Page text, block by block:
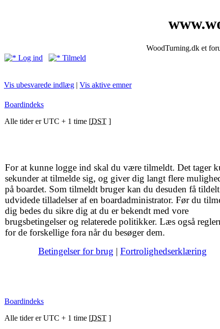
WoodTurning.dk et
Log ind
Tilmeld
Vis ubesvarede indlæg | Vis aktive emner
Boardindeks
Alle tider er UTC + 1 time [DST ]
For at kunne logge ind skal du være tilmeldt. Det tager
sekunder at tilmelde sig, og giver dig langt flere
på boardet. Som tilmeldt bruger kan du desuden få tildelt
udvidede tilladelser af en boardadministrator. Før du
dig bedes du sikre dig at du er bekendt med vore
brugsbetingelser og relaterede politikker. Læs også
for de forskellige fora når du besøger dem.
Betingelser for brug | Fortrolighedserklæring
Boardindeks
Alle tider er UTC + 1 time [DST ]